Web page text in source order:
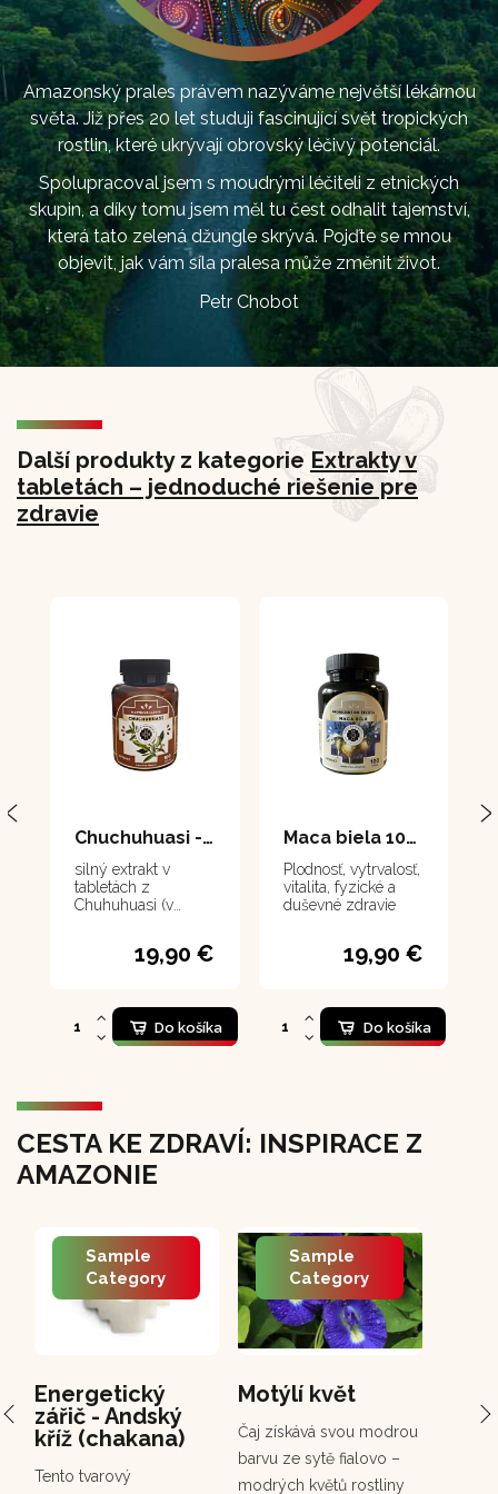
Amazonský prales právem nazýváme největší lékárnou
světa. Již přes 20 let studuji fascinující svět tropických
rostlin, které ukrývají obrovský léčivý potenciál.
Spolupracoval jsem s moudrými léčiteli z etnických
skupin, a díky tomu jsem měl tu čest odhalit tajemství,
která tato zelená džungle skrývá. Pojďte se mnou
objevit, jak vám síla pralesa může změnit život.
Petr Chobot
Další produkty z kategorie Extrakty v
tabletách – jednoduché riešenie pre
zdravie
Chuchuhuasi - tablety 100 tabliet
silný extrakt v
tabletách z
Chuhuhuasi (v
čo v kontexte našej
19,90 €
Do košíka
Maca biela 100 tabliet
Plodnosť, vytrvalosť,
vitalita, fyzické a
duševné zdravie
19,90 €
Do košíka
CESTA KE ZDRAVÍ: INSPIRACE Z
AMAZONIE
Energetický
zářič - Andský
kříž (chakana)
Sample
Category
Tento tvarový
Motýlí květ
Sample
Category
Čaj získává svou modrou
barvu ze sytě fialovo –
modrých květů rostliny